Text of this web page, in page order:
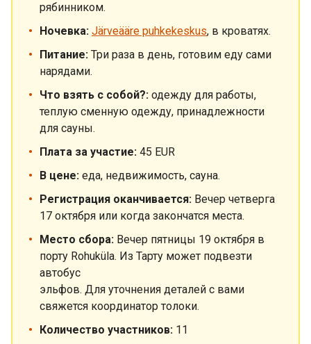
рябинником.
Ночевка: Järveääre puhkekeskus, в кроватях.
Питание: Три раза в день, готовим еду сами
нарядами.
Что взять с собой?: одежду для работы,
теплую сменную одежду, принадлежности
для сауны.
Плата за участие: 45 EUR
В цене: еда, недвижимость, сауна.
Регистрация оканчивается: Вечер четверга
17 октября или когда закончатся места.
Место сбора: Вечер пятницы 19 октября в
порту Rohuküla. Из Тарту может подвезти
автобус
эльфов. Для уточнения деталей с вами
свяжется координатор толоки.
Количество участников: 11